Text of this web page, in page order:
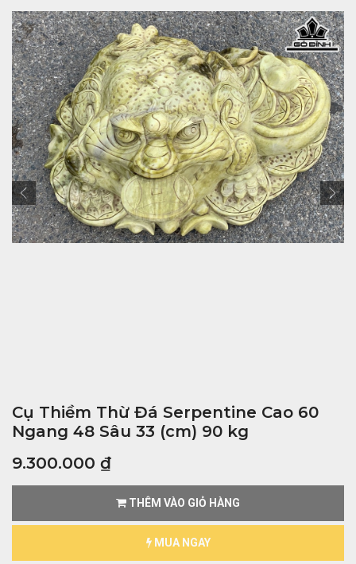
Cụ Thiềm Thừ Đá Serpentine Cao 60
Ngang 48 Sâu 33 (cm) 90 kg
9.300.000 ₫
THÊM VÀO GIỎ HÀNG
MUA NGAY